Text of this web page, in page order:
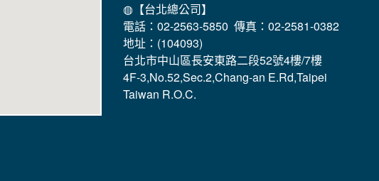
◍【台北總公司】
電話：02-2563-5850 傳真：02-2581-0382
地址：(104093)
台北市中山區長安東路二段52號4樓/7樓
4F-3,No.52,Sec.2,Chang-an E.Rd,Taipei
Taiwan R.O.C.